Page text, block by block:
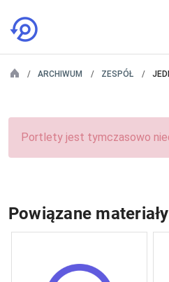
ARCHIWUM ZESPÓŁ
Portlety jest tymczasowo
Powiązane materiały